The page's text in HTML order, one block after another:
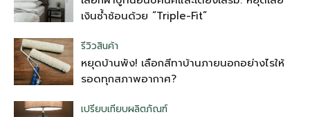
เงินซ้ำซ้อนด้วย “Triple-Fit”
รีวิวสินค้า
หยุดบ้านพัง! เลือกสีทาบ้านภายนอกอย่างไรให้
รอดทุกสภาพอากาศ?
เปรียบเทียบผลิตภัณฑ์